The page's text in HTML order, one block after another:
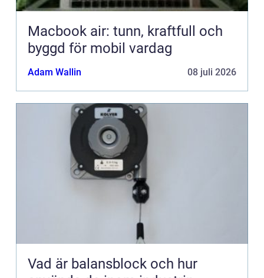
Macbook air: tunn, kraftfull och
byggd för mobil vardag
Adam Wallin 08 juli 2026
Vad är balansblock och hur